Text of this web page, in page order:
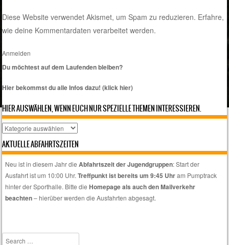
Diese Website verwendet Akismet, um Spam zu reduzieren. Erfahre,
wie deine Kommentardaten verarbeitet werden.
Anmelden
Du möchtest auf dem Laufenden bleiben?
Hier bekommst du alle Infos dazu! (klick hier)
HIER AUSWÄHLEN, WENN EUCH NUR SPEZIELLE THEMEN INTERESSIEREN.
Hier
wenn
Themen
interessieren.
AKTUELLE ABFAHRTSZEITEN
Neu ist in diesem Jahr dieAbfahrtszeit der Jugendgruppen: Start der
Ausfahrt ist um 10:00 Uhr.Treffpunkt ist bereits um 9:45 Uhram Pumptrack
hinter der Sporthalle. Bitte dieHomepage als auch den Mailverkehr
beachten– hierüber werden die Ausfahrten abgesagt.
Search